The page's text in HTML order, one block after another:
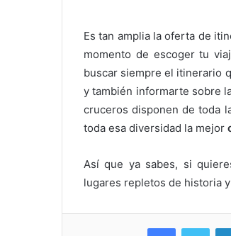
Es tan amplia la oferta de
momento de escoger tu
buscar siempre el itinerario
y también informarte sobre
cruceros disponen de toda
toda esa diversidad la mejor
Así que ya sabes, si
lugares repletos de historia
Facebook